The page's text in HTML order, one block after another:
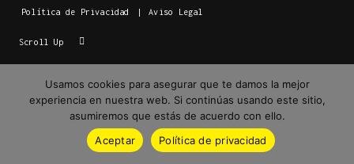
Política de Privacidad | Aviso Legal
Scroll Up
Usamos cookies para asegurar que te damos la mejor
experiencia en nuestra web. Si continúas usando este sitio,
asumiremos que estás de acuerdo con ello.
Aceptar
Política de privacidad